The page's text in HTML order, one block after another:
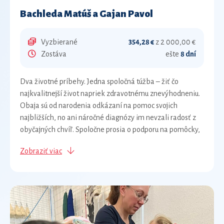
Bachleda Matúš a Gajan Pavol
Vyzbierané 354,28 € z 2 000,00 €
Zostáva
ešte 8 dní
Dva životné príbehy. Jedna spoločná túžba – žiť čo
najkvalitnejší život napriek zdravotnému znevýhodneniu.
Obaja sú od narodenia odkázaní na pomoc svojich
najbližších, no ani náročné diagnózy im nevzali radosť z
obyčajných chvíľ. Spoločne prosia o podporu na pomôcky,
rokov Matúš sa narodil s detskou mozgovou obrnou a
mu našťastie podarilo zvíťaziť. Je plne odkázaný na
starostlivosť svojej rodiny, najmä mamy, ktorá je jeho
celoživotnou opatrovateľkou. Najväčšiu radosť mu
Zobraziť viac